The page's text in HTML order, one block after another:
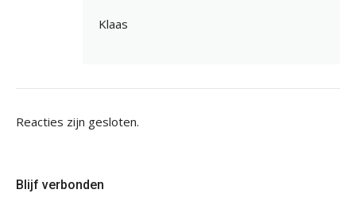
Klaas
Reacties zijn gesloten.
Blijf verbonden